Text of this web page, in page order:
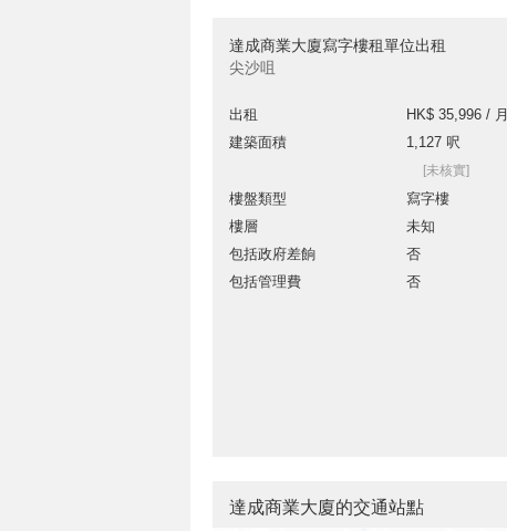
達成商業大廈寫字樓租單位出租
尖沙咀
出租
HK$ 35,996 / 月
建築面積
1,127 呎
[未核實]
樓盤類型
寫字樓
樓層
未知
包括政府差餉
否
包括管理費
否
達成商業大廈的交通站點